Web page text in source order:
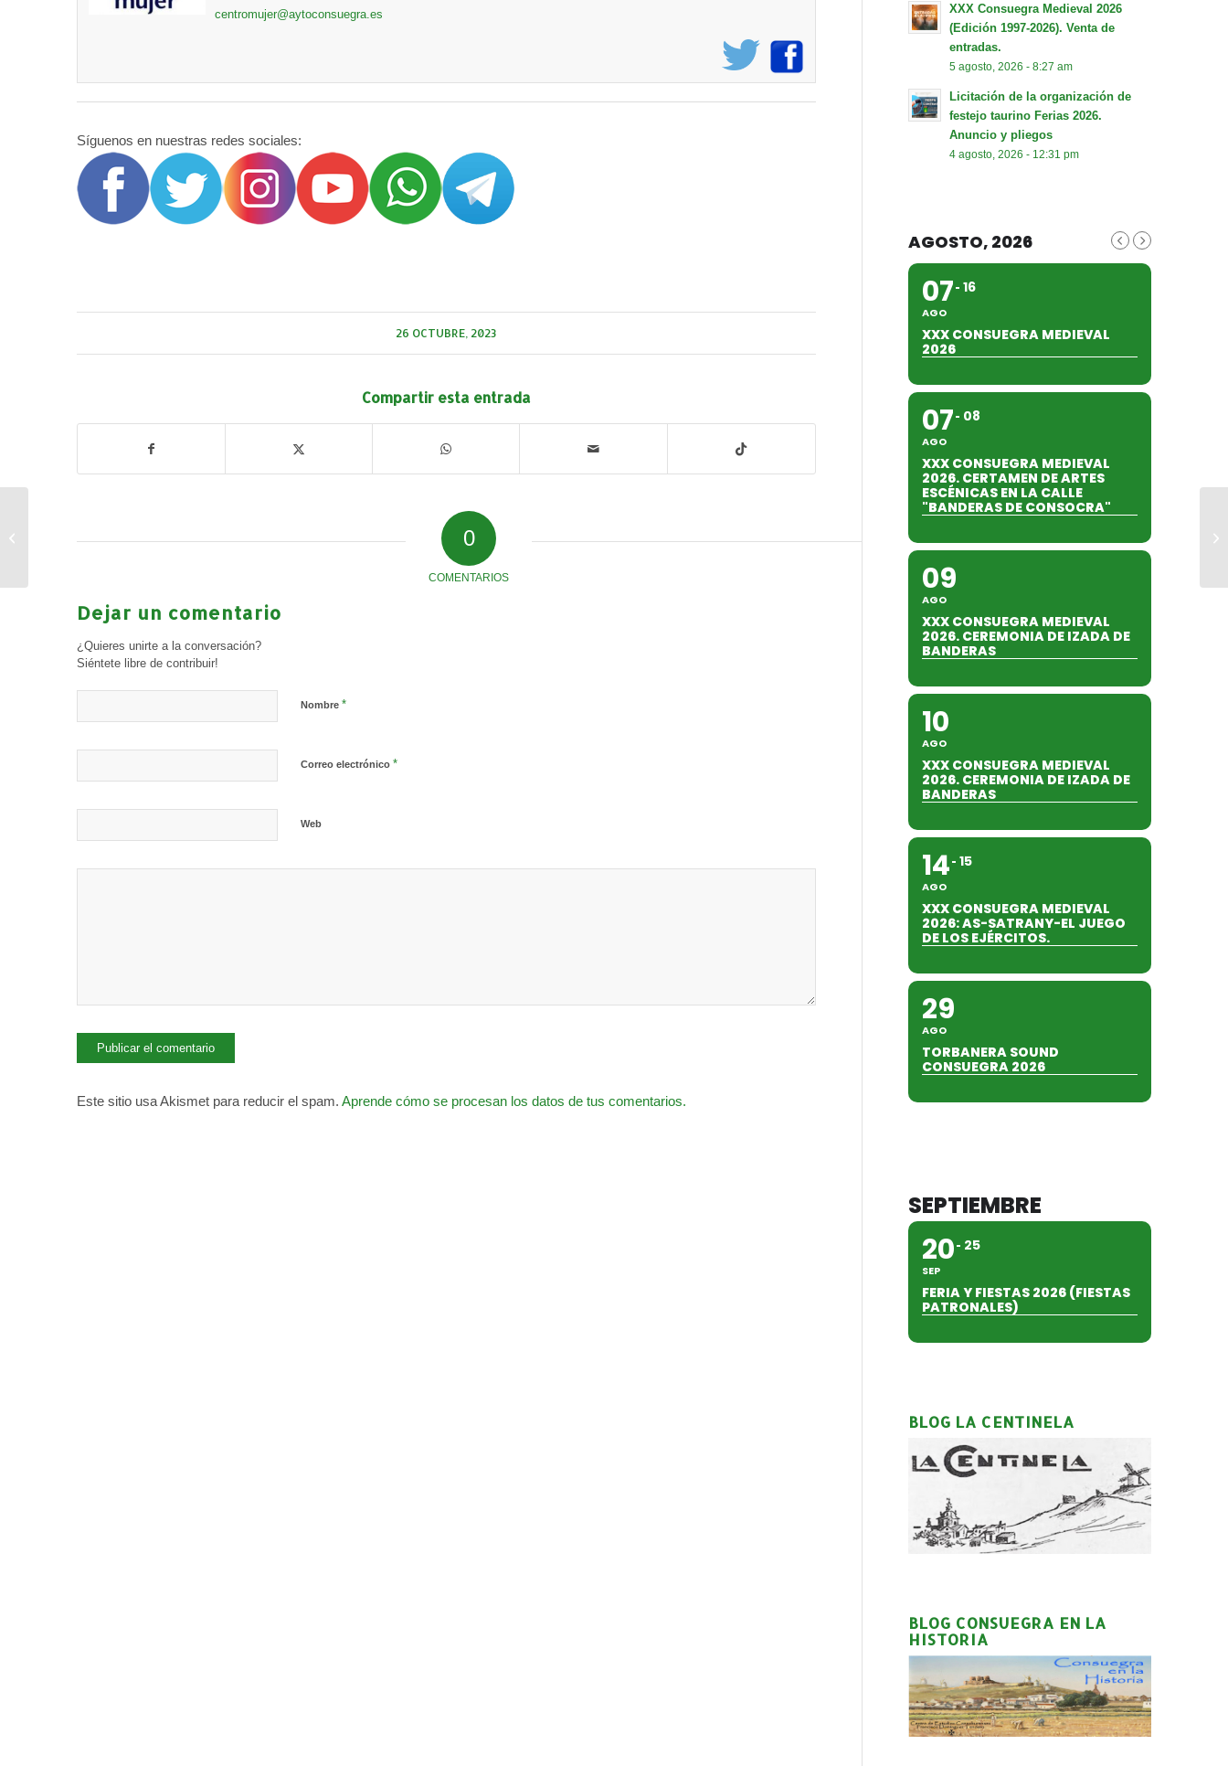
centromujer@aytoconsuegra.es
Síguenos en nuestras redes sociales:
26 OCTUBRE, 2023
Compartir esta entrada
0
COMENTARIOS
Dejar un comentario
¿Quieres unirte a la conversación?
Siéntete libre de contribuir!
Nombre *
Correo electrónico *
Web
Este sitio usa Akismet para reducir el spam. Aprende cómo se procesan los datos de tus comentarios.
XXX Consuegra Medieval 2026
(Edición 1997-2026). Venta de
entradas.
5 agosto, 2026 - 8:27 am
Licitación de la organización de
festejo taurino Ferias 2026.
Anuncio y pliegos
4 agosto, 2026 - 12:31 pm
AGOSTO, 2026
07
AGO
16
XXX CONSUEGRA MEDIEVAL
2026
07
AGO
08
XXX CONSUEGRA MEDIEVAL
2026. CERTAMEN DE ARTES
ESCÉNICAS EN LA CALLE
"BANDERAS DE CONSOCRA"
09
AGO
XXX CONSUEGRA MEDIEVAL
2026. CEREMONIA DE IZADA DE
BANDERAS
10
AGO
XXX CONSUEGRA MEDIEVAL
2026. CEREMONIA DE IZADA DE
BANDERAS
14
AGO
15
XXX CONSUEGRA MEDIEVAL
2026: AS-SATRANY-EL JUEGO
DE LOS EJÉRCITOS.
29
AGO
TORBANERA SOUND
CONSUEGRA 2026
SEPTIEMBRE
20
SEP
25
FERIA Y FIESTAS 2026 (FIESTAS
PATRONALES)
BLOG LA CENTINELA
BLOG CONSUEGRA EN LA
HISTORIA